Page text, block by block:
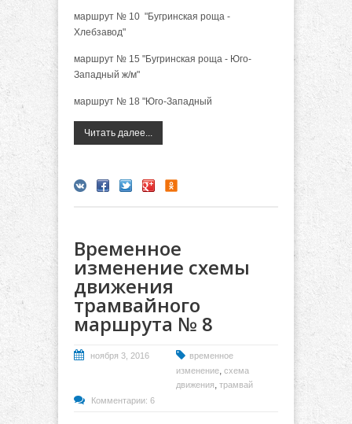
маршрут № 10 "Бугринская роща -
Хлебзавод"
маршрут № 15 "Бугринская роща - Юго-
Западный ж/м"
маршрут № 18 "Юго-Западный
Читать далее...
Временное
изменение схемы
движения
трамвайного
маршрута № 8
ноября 3, 2016
временное
изменение, схема
движения, трамвай
Комментарии: 6